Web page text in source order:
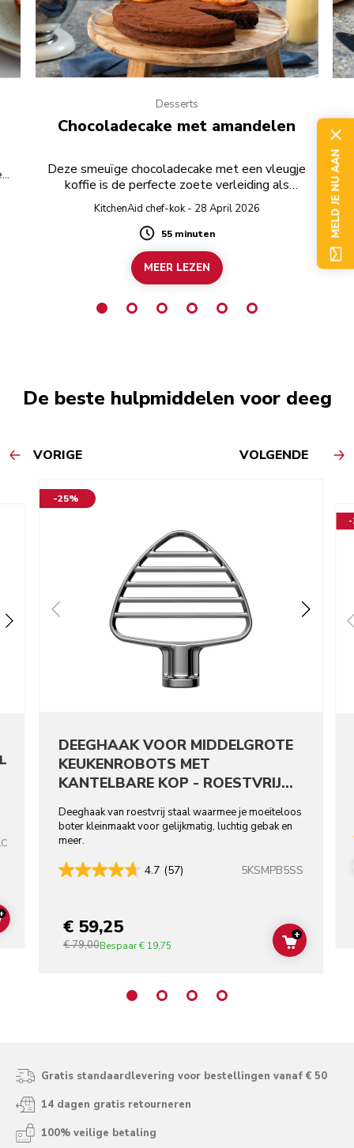
Desserts
Chocoladecake met amandelen
Deze smeuïge chocoladecake met een vleugje
koffie is de perfecte zoete verleiding als
afsluiting van de maaltijd. Gebruik voor een
helemaal glutenvrij recept glutenvrije pure
chocolade.
KitchenAid chef-kok - 28 April 2026
Duration
55 minuten
MEER LEZEN
De beste hulpmiddelen voor deeg
VORIGE VOLGENDE
ADD TO CART
-25%
DEEGHAAK VOOR MIDDELGROTE
KEUKENROBOTS MET
KANTELBARE KOP - ROESTVRIJ
Deeghaak van roestvrij staal waarmee je moeiteloos
boter kleinmaakt voor gelijkmatig, luchtig gebak en
meer.
4.7 (57) 5KSMPB5SS
€ 59,25
€ 79,00Bespaar€ 19,75 ADD TO
+
-
Gratis standaardlevering voor bestellingen vanaf € 50
14 dagen gratis retourneren
100% veilige betaling
MELD JE NU AAN